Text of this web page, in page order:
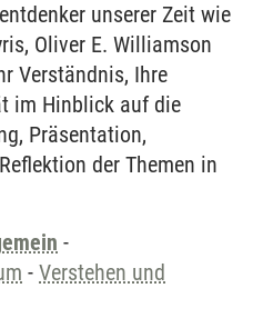
unserer Zeit wie
Oliver E. Williamson
Verständnis, Ihre
im Hinblick auf die
Präsentation,
der Themen in
-
- Verstehen und